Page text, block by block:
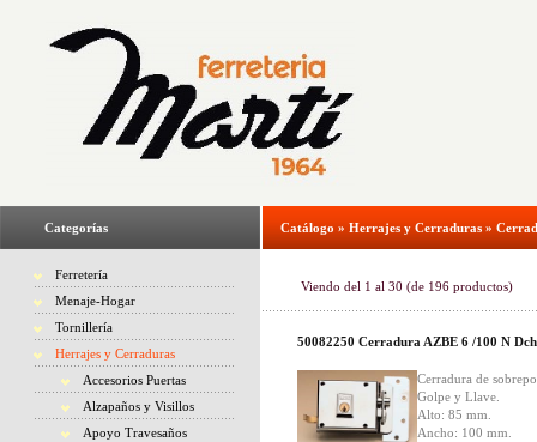
Categorías
Ferretería
Menaje-Hogar
Tornillería
Herrajes y Cerraduras
Accesorios Puertas
Alzapaños y Visillos
Apoyo Travesaños
Catálogo » Herrajes y Cerraduras »
Viendo del 1 al 30 (de 196 productos)
50082250 Cerradura AZBE 6 /100 N
Cerradura de
Golpe y Llave.
Alto: 85 mm.
Ancho: 100 mm.